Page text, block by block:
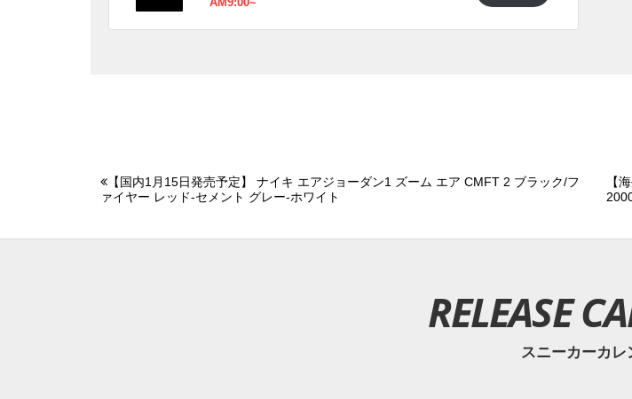
AM9:00~
【国内1月15日発売予定】 ナイキ エアジョーダン1 ズーム エア CMFT 2 ブラック/フ
ァイヤー レッド-セメント グレー-ホワイト
【
RELEASE
スニーカーカレ